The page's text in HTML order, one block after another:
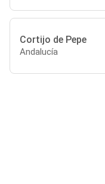
Cortijo de Pepe
Andalucía